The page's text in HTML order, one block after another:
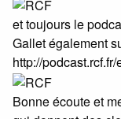
et toujours le
Gallet également
http://
Bonne écoute et